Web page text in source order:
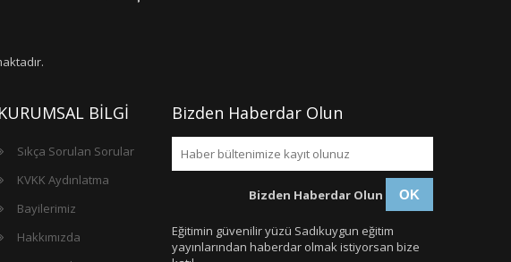
KURUMSAL BİLGİ
Sıkça Sorulan Sorular
KVKK Aydınlatma
Bayilerimiz
Hakkımızda
Bizden Haberdar Olun
Bizden Haberdar Olun OK
Eğitimin güvenilir yüzü Sadıkuygun eğitim
yayınlarından haberdar olmak istiyorsan bize